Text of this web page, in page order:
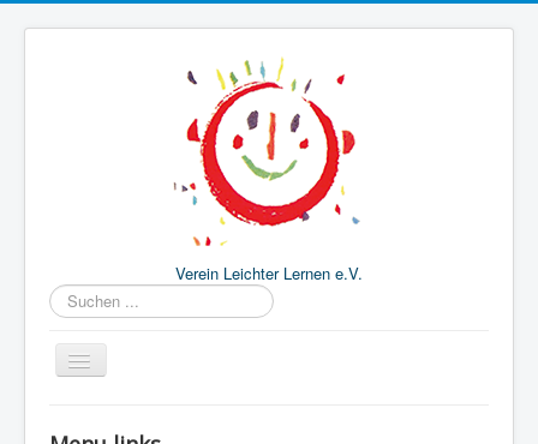
Verein Leichter Lernen e.V.
Suchen
...